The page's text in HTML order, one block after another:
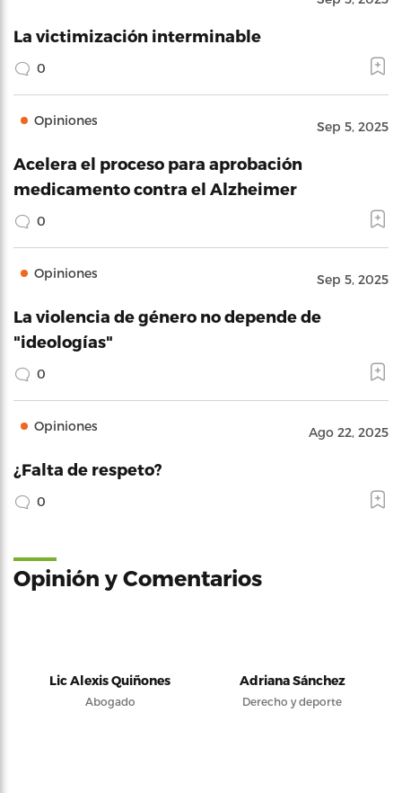
La victimización interminable
0
Opiniones Sep 5, 2025
Acelera el proceso para aprobación
medicamento contra el Alzheimer
0
Opiniones Sep 5, 2025
La violencia de género no depende de
"ideologías"
0
Opiniones Ago 22, 2025
¿Falta de respeto?
0
Opinión y Comentarios
Lic Alexis Quiñones
Abogado
Adriana Sánchez
Derecho y deporte